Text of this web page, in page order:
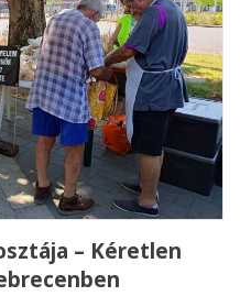
– Kéretlen